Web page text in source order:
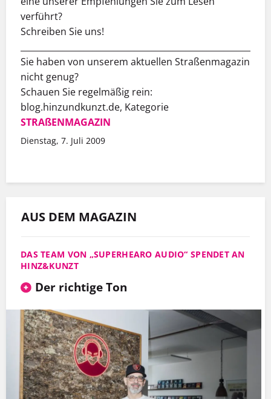
verführt?
Schreiben Sie uns!
Sie haben von unserem aktuellen Straßenmagazin
nicht genug?
Schauen Sie regelmäßig rein:
blog.hinzundkunzt.de, Kategorie
STRAßENMAGAZIN
Dienstag, 7. Juli 2009
AUS DEM MAGAZIN
DAS TEAM VON „SUPERHEARO AUDIO“ SPENDET AN
HINZ&KUNZT
Der richtige Ton